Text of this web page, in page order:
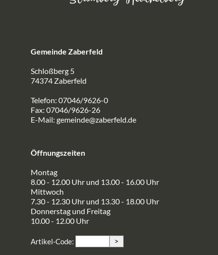
Gemeinde Zaberfeld
Schloßberg 5
74374 Zaberfeld
Telefon: 07046/9626-0
Fax: 07046/9626-26
E-Mail: gemeinde@zaberfeld.de
Öffnungszeiten
Montag
8.00 - 12.00 Uhr und 13.00 - 16.00 Uhr
Mittwoch
7.30 - 12.30 Uhr und 13.30 - 18.00 Uhr
Donnerstag und Freitag
10.00 - 12.00 Uhr
Artikel-Code: >